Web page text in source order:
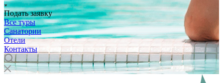
Подать заявку
Все туры
Санатории
Отели
Контакты